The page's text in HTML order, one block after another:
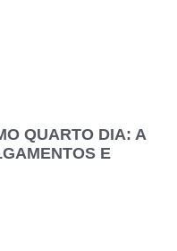
QUARTO DIA: A
E